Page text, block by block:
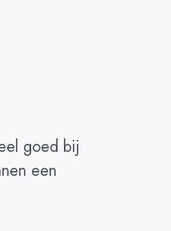
goed bij
een